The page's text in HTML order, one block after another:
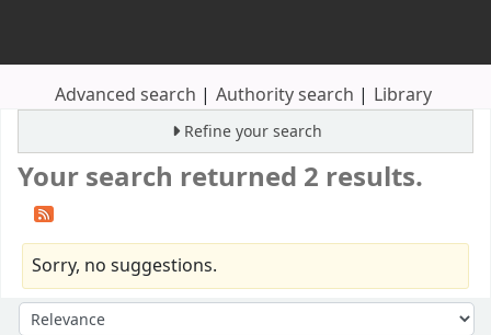
Advanced search Authority search Library
Refine your search
Your search returned 2 results.
Sorry, no suggestions.
Sort by: